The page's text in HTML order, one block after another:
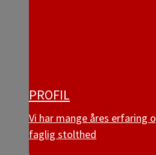
PROFIL
Vi har mange åres erfaring
faglig stolthed